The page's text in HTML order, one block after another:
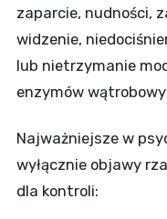
zaparcie, nudności,
widzenie,
lub nietrzymanie
enzymów
Najważniejsze w
wyłącznie objawy
dla kontroli: